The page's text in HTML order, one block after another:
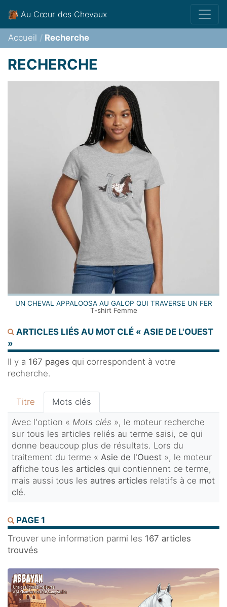
Au Cœur des Chevaux
Accueil Recherche
RECHERCHE
UN CHEVAL APPALOOSA AU GALOP QUI TRAVERSE UN FER
T-shirt Femme
ARTICLES LIÉS AU MOT CLÉ « ASIE DE L'OUEST
»
Il y a 167 pages qui correspondent à votre
recherche.
Titre
Mots clés
Avec l'option « Mots clés », le moteur recherche
sur tous les articles reliés au terme saisi, ce qui
donne beaucoup plus de résultats. Lors du
traitement du terme « Asie de l'Ouest », le moteur
affiche tous les articles qui contiennent ce terme,
mais aussi tous les autres articles relatifs à ce mot
clé.
PAGE 1
Trouver une information parmi les 167 articles
trouvés